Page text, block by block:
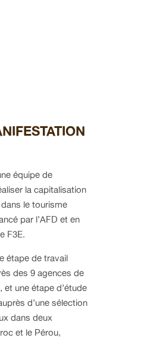
équipe de
la capitalisation
le tourisme
par l’AFD et en
F3E.
étape de travail
des 9 agences de
une étape d’étude
d’une sélection
dans deux
et le Pérou,